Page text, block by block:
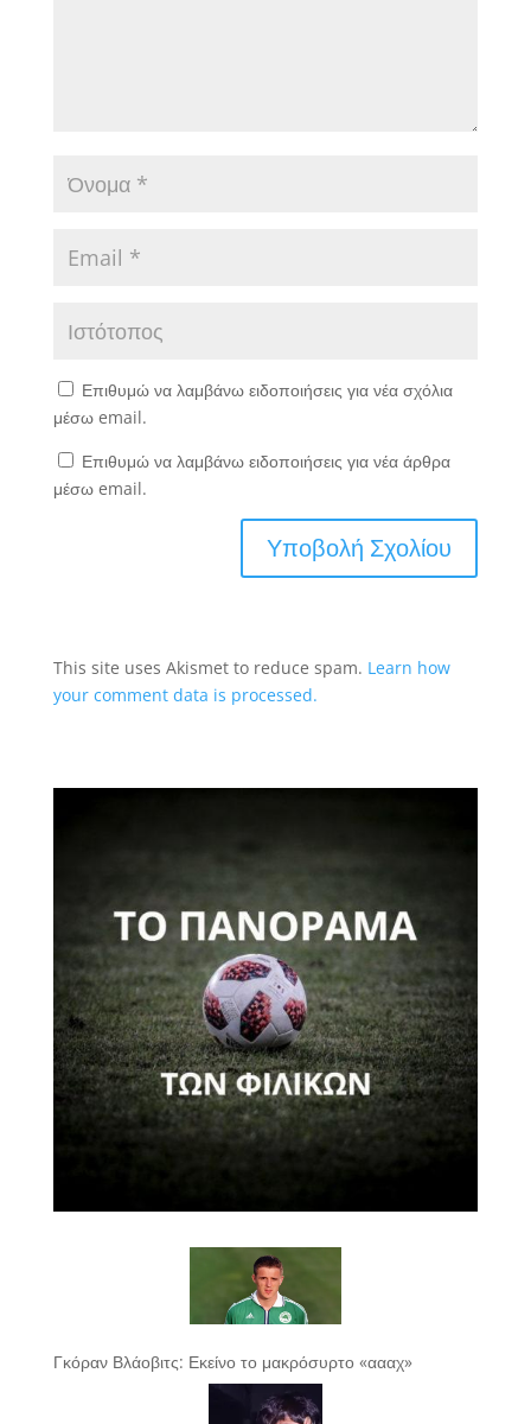
Επιθυμώ να λαμβάνω ειδοποιήσεις για νέα σχόλια
μέσω email.
Επιθυμώ να λαμβάνω ειδοποιήσεις για νέα άρθρα
μέσω email.
This site uses Akismet to reduce spam. Learn how
your comment data is processed.
Γκόραν Βλάοβιτς: Εκείνο το μακρόσυρτο «αααχ»